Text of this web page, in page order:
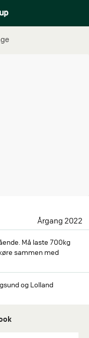
Årgang 2022
Må laste 700kg
sammen med
og Lolland